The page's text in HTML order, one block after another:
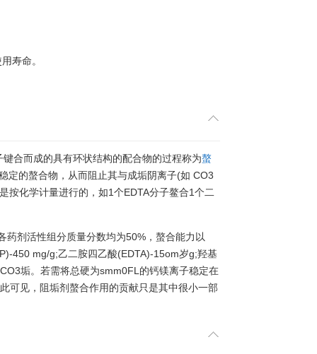
寿命。
合而成的具有环状结构的配合物的过程称为螯
定的螯合物，从而阻止其与成垢阴离子(如 CO3
按化学计量进行的，如1个EDTA分子鳌合1个二
剂活性组分质量分数均为50%，螯合能力以
450 mg/g;乙二胺四乙酸(EDTA)-15om岁g;羟基
垢。若需将总硬为smm0FL的钙镁离子稳定在
可见，阻垢剂螯合作用的贡献只是其中很小一部